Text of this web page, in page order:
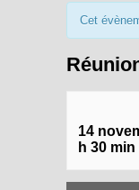
Cet
14
h 30 min